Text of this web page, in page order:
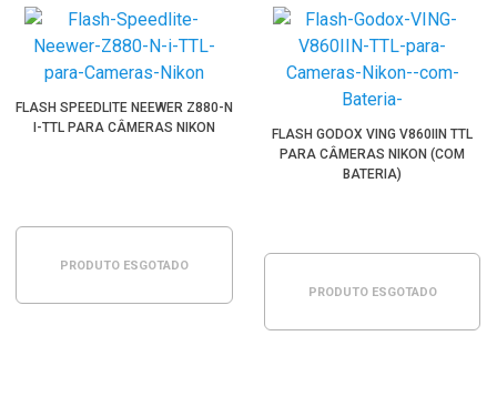
FLASH SPEEDLITE NEEWER Z880-N
I-TTL PARA CÂMERAS NIKON
PRODUTO ESGOTADO
FLASH GODOX VING V860IIN TTL
PARA CÂMERAS NIKON (COM
BATERIA)
PRODUTO ESGOTADO